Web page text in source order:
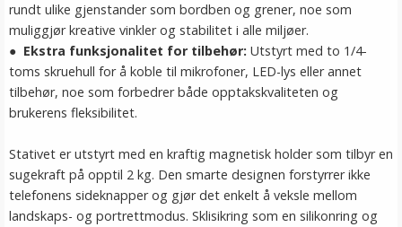
rundt ulike gjenstander som bordben og grener, noe som
muliggjør kreative vinkler og stabilitet i alle miljøer.
● Ekstra funksjonalitet for tilbehør: Utstyrt med to 1/4-
toms skruehull for å koble til mikrofoner, LED-lys eller annet
tilbehør, noe som forbedrer både opptakskvaliteten og
brukerens fleksibilitet.
Stativet er utstyrt med en kraftig magnetisk holder som tilbyr en
sugekraft på opptil 2 kg. Den smarte designen forstyrrer ikke
telefonens sideknapper og gjør det enkelt å veksle mellom
landskaps- og portrettmodus. Sklisikring som en silikonring og